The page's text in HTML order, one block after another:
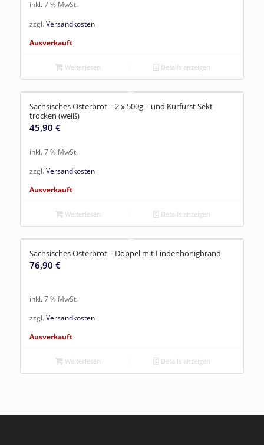
inkl. 7 % MwSt.
zzgl. Versandkosten
Ausverkauft
Weiterlesen Details anzeigen
Sächsisches Osterbrot – 2 x 500g – und Kurfürst Sekt
trocken (weiß)
45,90 €
inkl. 7 % MwSt.
zzgl. Versandkosten
Ausverkauft
Weiterlesen Details anzeigen
Sächsisches Osterbrot – Doppel mit Lindenhonigbrand
76,90 €
inkl. 7 % MwSt.
zzgl.Versandkosten
Ausverkauft
Weiterlesen Details anzeigen